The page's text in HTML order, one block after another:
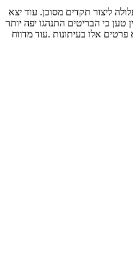
ועלולה ליצור תקדים מסוכן. עוד יצא
כי הבריטים התנהגו יפה יותר
אלו בעיתונות .עוד מדווח